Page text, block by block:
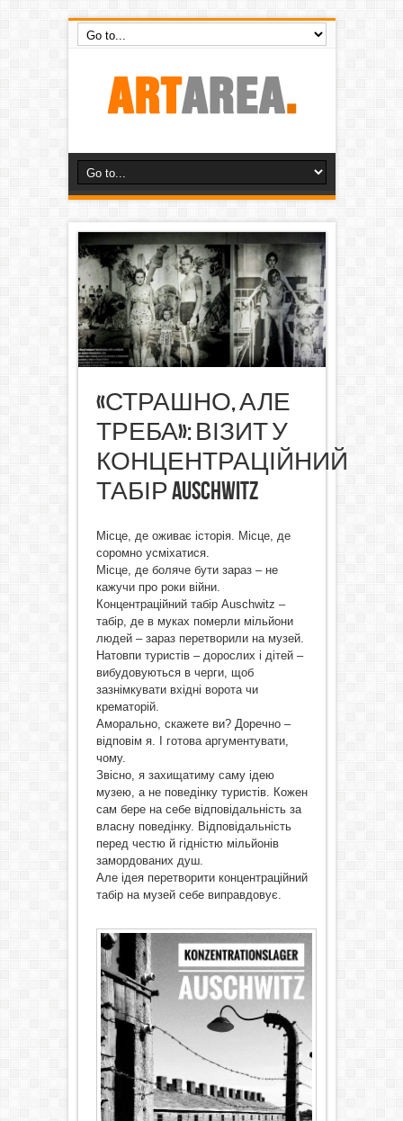
«СТРАШНО, АЛЕ
ТРЕБА»: ВІЗИТ У
КОНЦЕНТРАЦІЙНИЙ
ТАБІР AUSCHWITZ
Місце, де оживає історія. Місце, де
соромно усміхатися.
Місце, де боляче бути зараз – не
кажучи про роки війни.
Концентраційний табір Аuschwitz –
табір, де в муках померли мільйони
людей – зараз перетворили на музей.
Натовпи туристів – дорослих і дітей –
вибудовуються в черги, щоб
зазнімкувати вхідні ворота чи
крематорій.
Аморально, скажете ви? Доречно –
відповім я. І готова аргументувати,
чому.
Звісно, я захищатиму саму ідею
музею, а не поведінку туристів. Кожен
сам бере на себе відповідальність за
власну поведінку. Відповідальність
перед честю й гідністю мільйонів
замордованих душ.
Але ідея перетворити концентраційний
табір на музей себе виправдовує.